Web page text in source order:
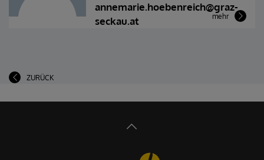
annemarie.hoebenreich@graz-
seckau.at
mehr
ZURÜCK